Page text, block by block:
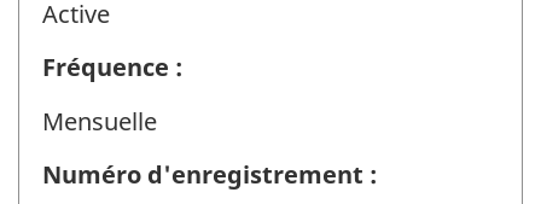
Active
Fréquence :
Mensuelle
Numéro d'enregistrement :